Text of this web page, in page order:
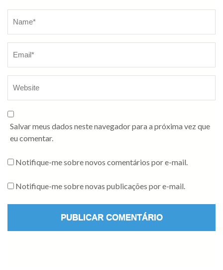
Salvar meus dados neste navegador para a próxima vez que
eu comentar.
Notifique-me sobre novos comentários por e-mail.
Notifique-me sobre novas publicações por e-mail.